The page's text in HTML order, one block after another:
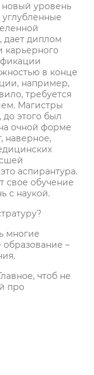
новый уровень
дает диплом
карьерного
в конце
например,
требуется
Магистры
до этого был
очной форме
наверное,
аспирантура.
свое обучение
с наукой.
многие
образование –
чтоб не
про